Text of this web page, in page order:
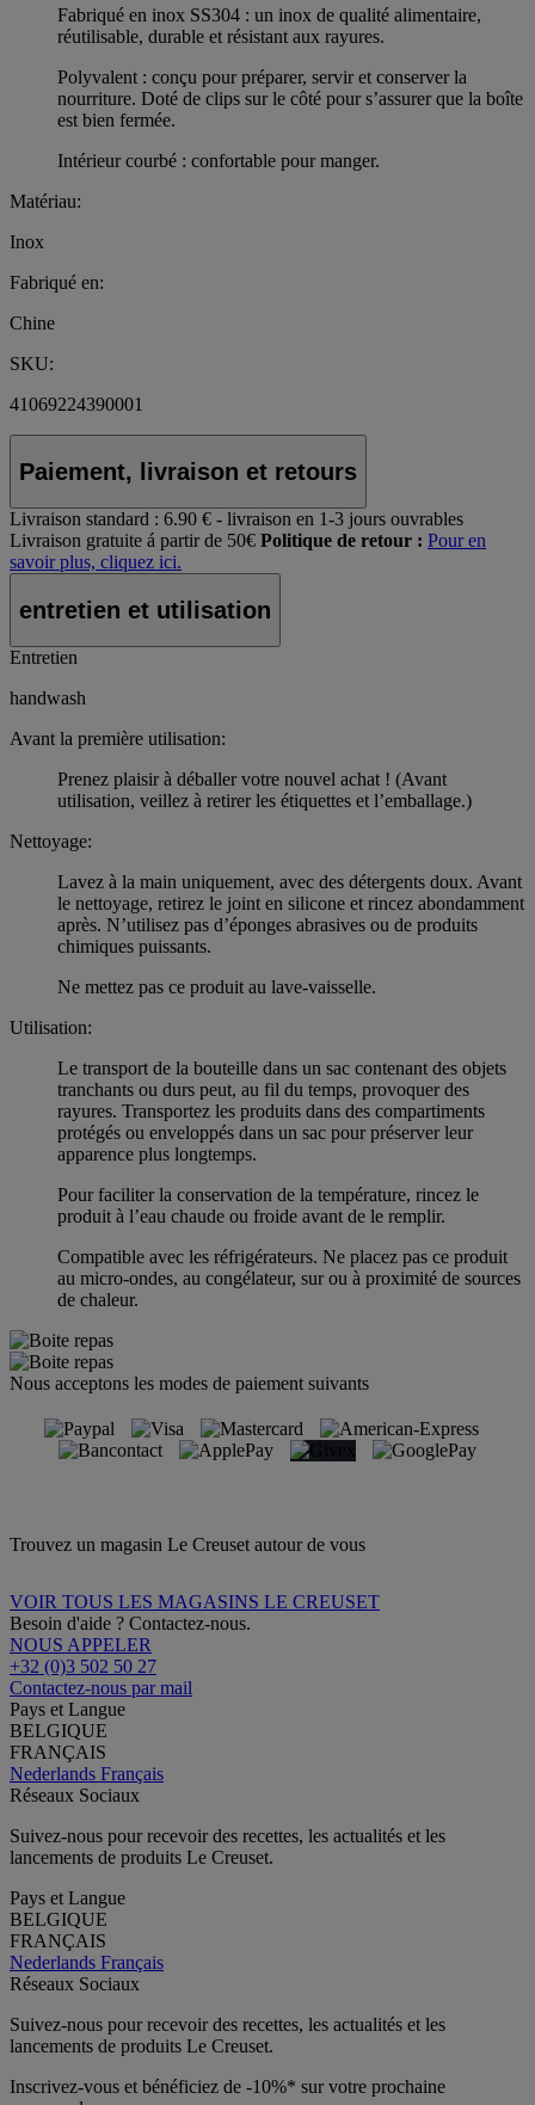
Fabriqué en inox SS304 : un inox de qualité alimentaire,
réutilisable, durable et résistant aux rayures.
Polyvalent : conçu pour préparer, servir et conserver la
nourriture. Doté de clips sur le côté pour s’assurer que la boîte
est bien fermée.
Intérieur courbé : confortable pour manger.
Matériau:
Inox
Fabriqué en:
Chine
SKU:
41069224390001
Paiement, livraison et retours
Livraison standard : 6.90 € - livraison en 1-3 jours ouvrables
Livraison gratuite á partir de 50€ Politique de retour : Pour en
savoir plus, cliquez ici.
entretien et utilisation
Entretien
handwash
Avant la première utilisation:
Prenez plaisir à déballer votre nouvel achat ! (Avant
utilisation, veillez à retirer les étiquettes et l’emballage.)
Nettoyage:
Lavez à la main uniquement, avec des détergents doux. Avant
le nettoyage, retirez le joint en silicone et rincez abondamment
après. N’utilisez pas d’éponges abrasives ou de produits
chimiques puissants.
Ne mettez pas ce produit au lave-vaisselle.
Utilisation:
Le transport de la bouteille dans un sac contenant des objets
tranchants ou durs peut, au fil du temps, provoquer des
rayures. Transportez les produits dans des compartiments
protégés ou enveloppés dans un sac pour préserver leur
apparence plus longtemps.
Pour faciliter la conservation de la température, rincez le
produit à l’eau chaude ou froide avant de le remplir.
Compatible avec les réfrigérateurs. Ne placez pas ce produit
au micro-ondes, au congélateur, sur ou à proximité de sources
de chaleur.
Nous acceptons les modes de paiement suivants
Trouvez un magasin Le Creuset autour de vous
VOIR TOUS LES MAGASINS LE CREUSET
Besoin d'aide ? Contactez-nous.
NOUS APPELER
+32 (0)3 502 50 27
Contactez-nous par mail
Pays et Langue
BELGIQUE
FRANÇAIS
Nederlands Français
Réseaux Sociaux
Suivez-nous pour recevoir des recettes, les actualités et les
lancements de produits Le Creuset.
Pays et Langue
BELGIQUE
FRANÇAIS
Nederlands Français
Réseaux Sociaux
Suivez-nous pour recevoir des recettes, les actualités et les
lancements de produits Le Creuset.
Inscrivez-vous et bénéficiez de -10%* sur votre prochaine